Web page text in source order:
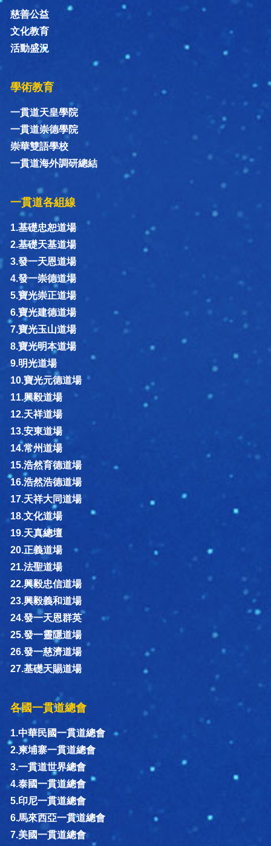
慈善公益
文化教育
活動盛況
學術教育
一貫道天皇學院
一貫道崇德學院
崇華雙語學校
一貫道海外調研總結
一貫道各組線
1.基礎忠恕道場
2.基礎天基道場
3.發一天恩道場
4.發一崇德道場
5.寶光崇正道場
6.寶光建德道場
7.寶光玉山道場
8.寶光明本道場
9.明光道場
10.寶光元德道場
11.興毅道場
12.天祥道場
13.安東道場
14.常州道場
15.浩然育德道場
16.浩然浩德道場
17.天祥大同道場
18.文化道場
19.天真總壇
20.正義道場
21.法聖道場
22.興毅忠信道場
23.興毅義和道場
24.發一天恩群英
25.發一靈隱道場
26.發一慈濟道場
27.基礎天賜道場
各國一貫道總會
1.中華民國一貫道總會
2.柬埔寨一貫道總會
3.一貫道世界總會
4.泰國一貫道總會
5.印尼一貫道總會
6.馬來西亞一貫道總會
7.美國一貫道總會